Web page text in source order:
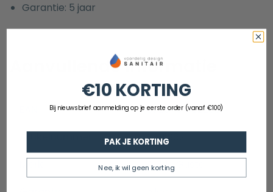
Garantie: 5 jaar
Aanvullende informatie
8720701502260
GGFS62
Guido Gusto
€10 KORTING
Bij nieuwsbrief aanmelding op je eerste order (vanaf €100)
PAK JE KORTING
Nee, ik wil geen korting